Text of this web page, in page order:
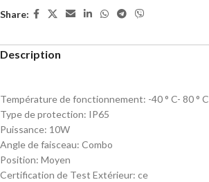
Share:
Description
Température de fonctionnement: -40 ° C- 80 ° C
Type de protection: IP65
Puissance: 10W
Angle de faisceau: Combo
Position: Moyen
Certification de Test Extérieur: ce